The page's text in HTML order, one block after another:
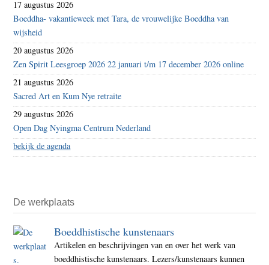
17 augustus 2026
Boeddha- vakantieweek met Tara, de vrouwelijke Boeddha van
wijsheid
20 augustus 2026
Zen Spirit Leesgroep 2026 22 januari t/m 17 december 2026 online
21 augustus 2026
Sacred Art en Kum Nye retraite
29 augustus 2026
Open Dag Nyingma Centrum Nederland
bekijk de agenda
De werkplaats
Boeddhistische kunstenaars
Artikelen en beschrijvingen van en over het werk van
boeddhistische kunstenaars. Lezers/kunstenaars kunnen